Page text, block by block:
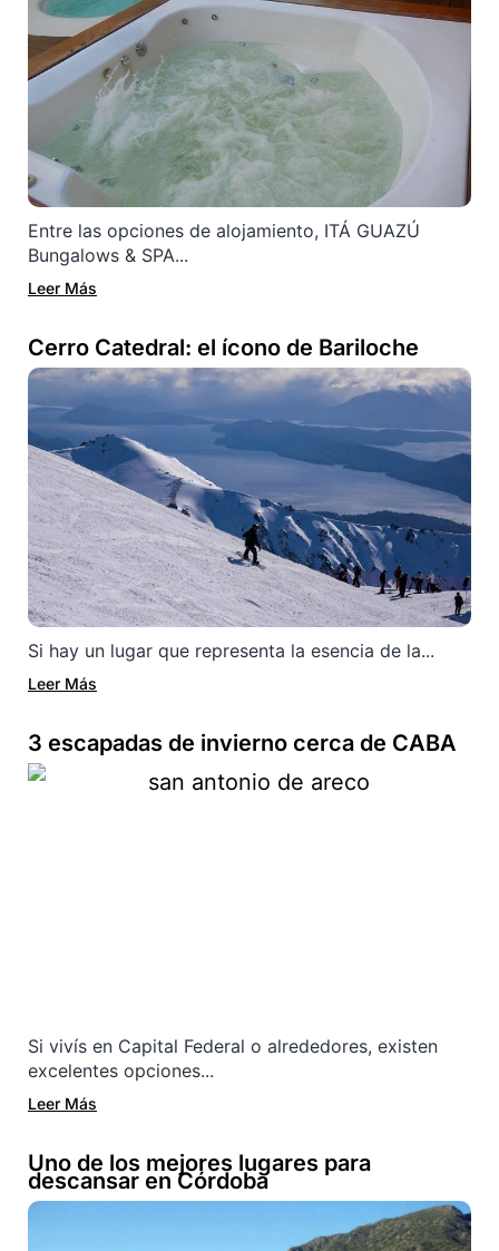
Entre las opciones de alojamiento, ITÁ GUAZÚ
Bungalows & SPA...
Leer Más
Cerro Catedral: el ícono de Bariloche
Si hay un lugar que representa la esencia de la...
Leer Más
3 escapadas de invierno cerca de CABA
Si vivís en Capital Federal o alrededores, existen
excelentes opciones...
Leer Más
Uno de los mejores lugares para
descansar en Córdoba